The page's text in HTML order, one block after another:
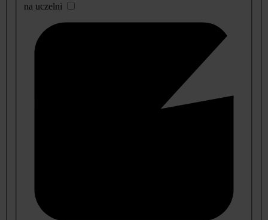
na uczelni